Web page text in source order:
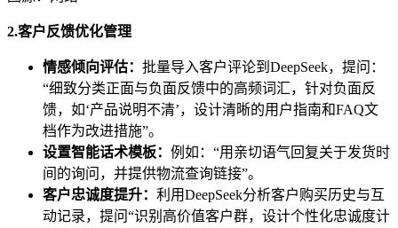
2.客户反馈优化管理
情感倾向评估： 批量导入客户评论到DeepSeek，提问：
“细致分类正面与负面反馈中的高频词汇，针对负面反
馈，如‘产品说明不清’，设计清晰的用户指南和FAQ文
档作为改进措施”。
设置智能话术模板： 例如：“用亲切语气回复关于发货时
间的询问，并提供物流查询链接”。
客户忠诚度提升： 利用DeepSeek分析客户购买历史与互
动记录，提问“识别高价值客户群，设计个性化忠诚度计